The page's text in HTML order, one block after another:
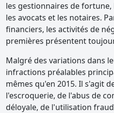
les gestionnaires de
les avocats et les notaires.
financiers, les activités de
premières présentent
Malgré des variations dans
infractions préalables
mêmes qu'en 2015. Il s'agit
l'escroquerie, de l'abus de
déloyale, de l'utilisation